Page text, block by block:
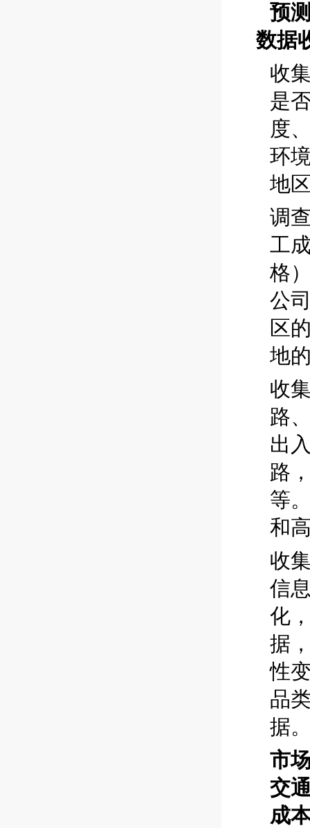
预
数据
收
是
度
环
地
调
工
格
公
区
地
收
路
出
路
等
和
收
信
化
据
性
品
据
市
交
成